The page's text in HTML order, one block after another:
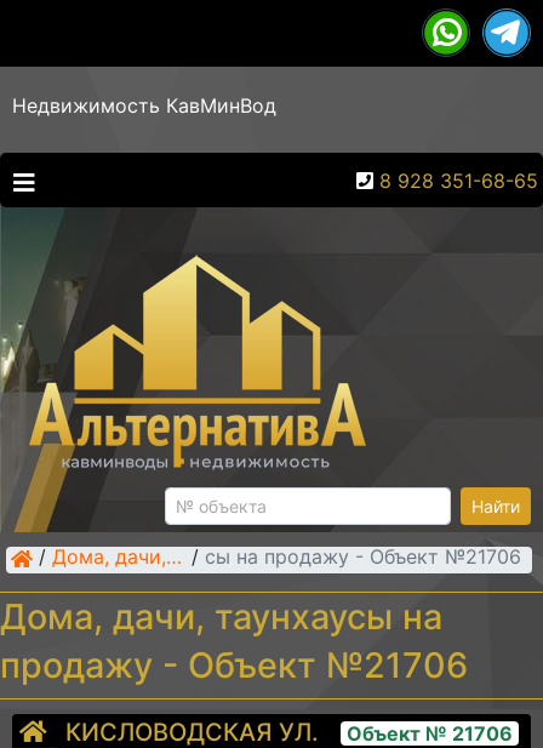
Недвижимость КавМинВод
8 928 351-68-65
Найти
/ Дома, дачи, таунхаусы /
Дома, дачи, таунхаусы на продажу - Объект №21706
Дома, дачи, таунхаусы на
продажу - Объект №21706
КИСЛОВОДСКАЯ УЛ. Объект № 21706